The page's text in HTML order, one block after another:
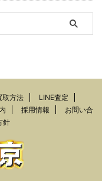
取方法
LINE査定
採用情報
お問い合
針